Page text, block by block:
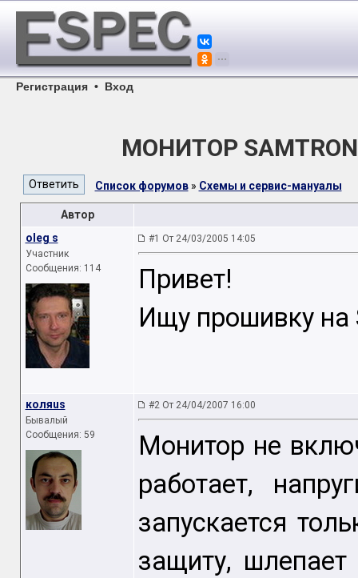
Регистрация • Вход
МОНИТОР
Список форумов» Схемы и сервис-мануалы
Автор
oleg s
Участник
Сообщения: 114
#1 От 24/03/2005 14:05
Привет!
Ищу прошивку на
коляus
Бывалый
Сообщения: 59
#2 От 24/04/2007 16:00
Монитор не
работает,
запускается
защиту,